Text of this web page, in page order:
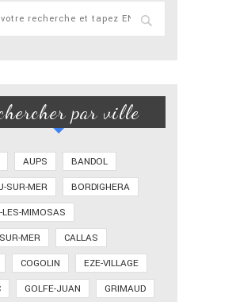
par ville
AUPS
BANDOL
SUR-MER
BORDIGHERA
MIMOSAS
MER
CALLAS
COGOLIN
EZE-VILLAGE
GOLFE-JUAN
GRIMAUD